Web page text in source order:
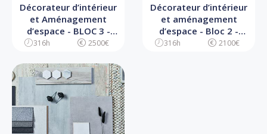
Décorateur d’intérieur
et Aménagement
d’espace - BLOC 3 -
Pilotage d’un projet de
316h 2500€
Décorateur d’intérieur
et aménagement
d’espace - Bloc 2 -
Concevoir un projet de
316h 2100€